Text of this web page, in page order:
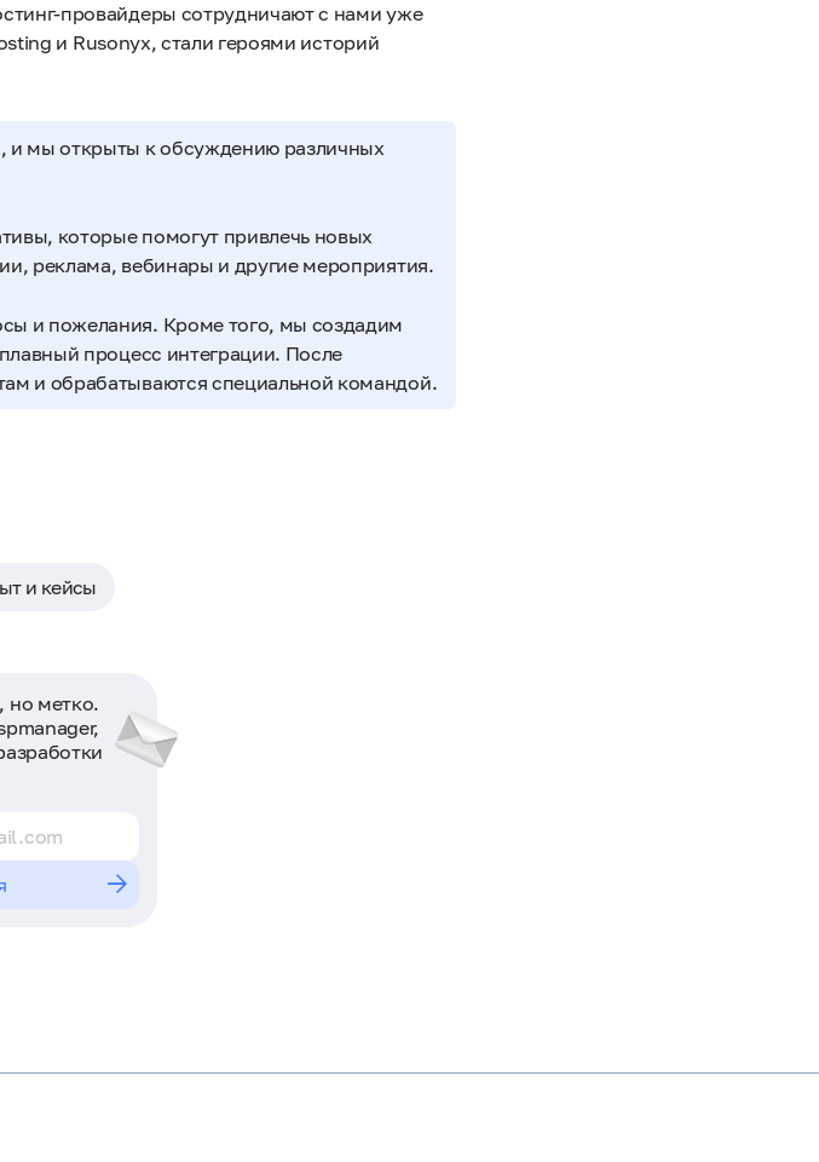
провайдеры сотрудничают с нами уже
и Rusonyx, стали героями историй
и мы открыты к обсуждению различных
которые помогут привлечь новых
реклама, вебинары и другие мероприятия.
и пожелания. Кроме того, мы создадим
процесс интеграции. После
и обрабатываются специальной командой.
и кейсы
но метко.